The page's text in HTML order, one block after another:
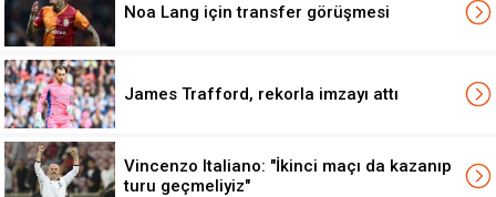
Noa Lang için transfer görüşmesi
James Trafford, rekorla imzayı attı
Vincenzo Italiano: "İkinci maçı da kazanıp
turu geçmeliyiz"